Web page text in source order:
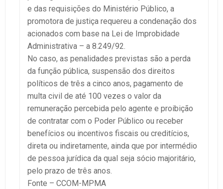
e das requisições do Ministério Público, a
promotora de justiça requereu a condenação dos
acionados com base na Lei de Improbidade
Administrativa – a 8.249/92.
No caso, as penalidades previstas são a perda
da função pública, suspensão dos direitos
políticos de três a cinco anos, pagamento de
multa civil de até 100 vezes o valor da
remuneração percebida pelo agente e proibição
de contratar com o Poder Público ou receber
benefícios ou incentivos fiscais ou creditícios,
direta ou indiretamente, ainda que por intermédio
de pessoa jurídica da qual seja sócio majoritário,
pelo prazo de três anos.
Fonte – CCOM-MPMA